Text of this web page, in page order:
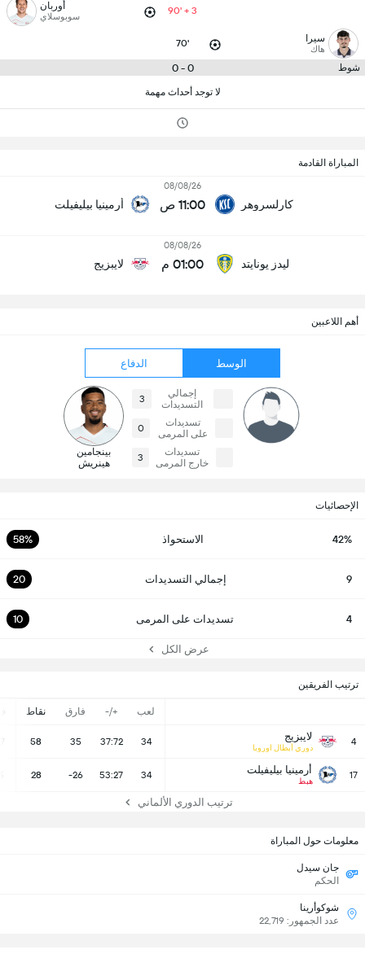
90' + 3 أوربان
سوبوسلاي
سيرا
هاك 70'
شوط 0 - 0
لا توجد أحداث مهمة
المباراة القادمة
كارلسروهر
08/08/26
11:00 ص أرمينيا بيليفيلت
ليدز يونايتد
08/08/26
01:00 م لايبزيج
أهم اللاعبين
الوسط الدفاع
إجمالي
التسديدات
3
تسديدات
على المرمى
0
تسديدات
خارج المرمى
3
بينجامين
هينريش
الإحصائيات
42% الاستحواذ 58%
9 إجمالي التسديدات 20
4 تسديدات على المرمى 10
عرض الكل
ترتيب الفريقين
لعب +/- فارق نقاط
4 لايبزيج
دوري أبطال اوروبا
34
37:72
35
58
17 أرمينيا بيليفيلت
هبط
34
53:27
-26
28
ترتيب الدوري الألماني
معلومات حول المباراة
جان سيدل
الحكم
شوكوأرينا
عدد الجمهور: 22,719